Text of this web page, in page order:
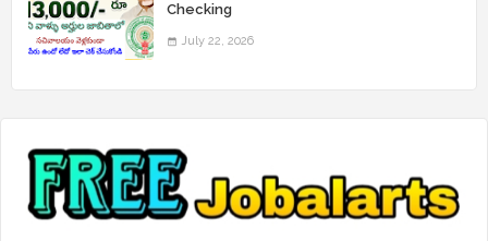
Checking
July 22, 2026